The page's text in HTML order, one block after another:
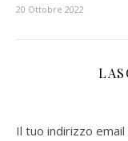
20 Ottobre 2022
Il tuo indirizzo